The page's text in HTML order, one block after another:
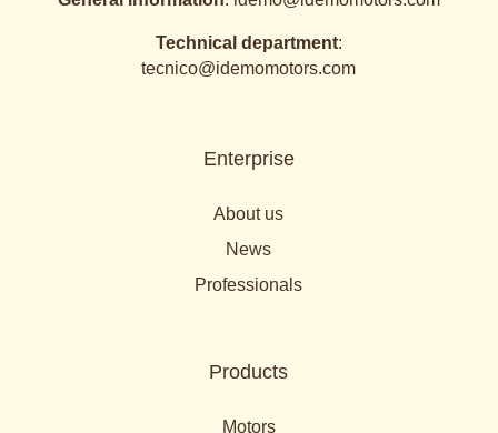
Technical department:
tecnico@idemomotors.com
Enterprise
About us
News
Professionals
Products
Motors